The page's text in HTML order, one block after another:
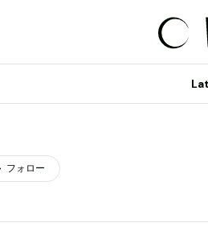
フォロー